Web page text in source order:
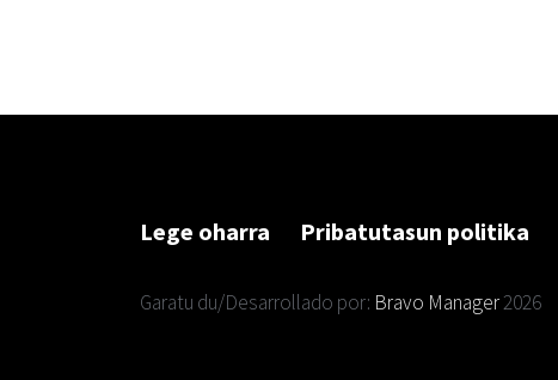
Lege oharra Pribatutasun politika
Garatu du/Desarrollado por: Bravo Manager2026